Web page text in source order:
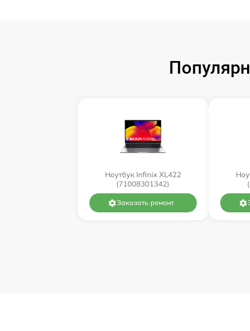
Ноутбук Infinix XL422
(71008301342)
Заказать ремонт